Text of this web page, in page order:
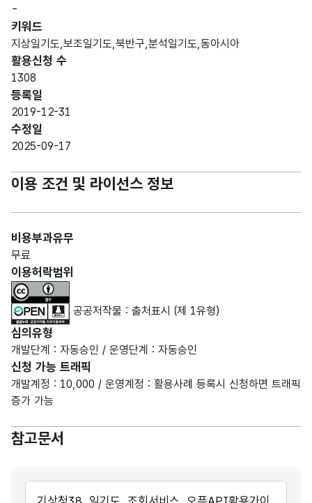
-
키워드
지상일기도,보조일기도,북반구,분석일기도,동아시아
활용신청 수
1308
등록일
2019-12-31
수정일
2025-09-17
이용 조건 및 라이선스 정보
비용부과유무
무료
이용허락범위
공공저작물 : 출처표시 (제 1유형)
심의유형
개발단계 : 자동승인 / 운영단계 : 자동승인
신청 가능 트래픽
개발계정 : 10,000 / 운영계정 : 활용사례 등록시 신청하면 트래픽
증가 가능
참고문서